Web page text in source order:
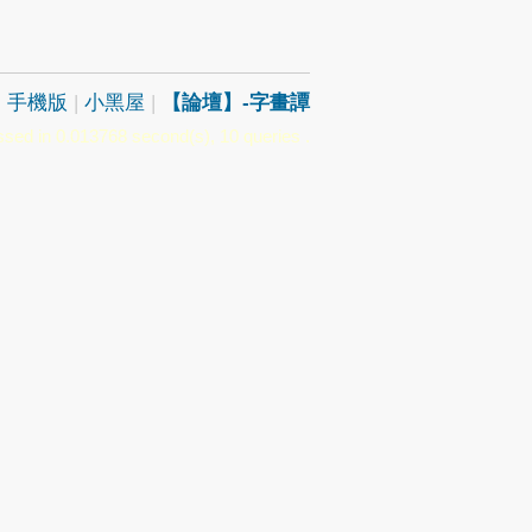
手機版 | 小黑屋 | 【論壇】-字畫譚
in 0.013768 second(s), 10 queries .